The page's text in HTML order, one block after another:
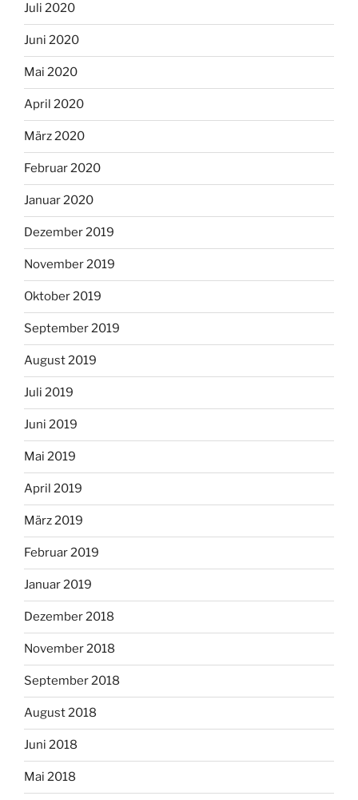
Juli 2020
Juni 2020
Mai 2020
April 2020
März 2020
Februar 2020
Januar 2020
Dezember 2019
November 2019
Oktober 2019
September 2019
August 2019
Juli 2019
Juni 2019
Mai 2019
April 2019
März 2019
Februar 2019
Januar 2019
Dezember 2018
November 2018
September 2018
August 2018
Juni 2018
Mai 2018